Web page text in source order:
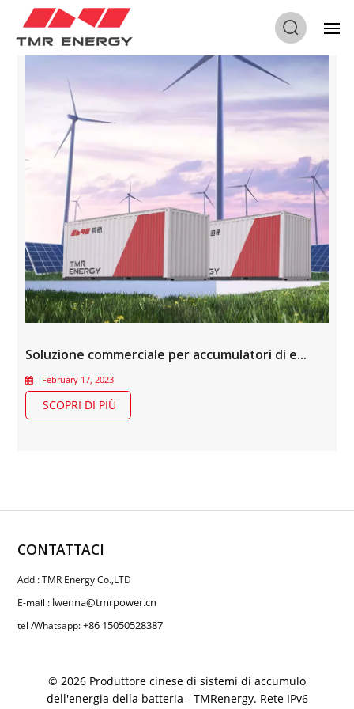
Soluzione commerciale per accumulatori di energia
February 17, 2023
SCOPRI DI PIÙ
CONTATTACI
Add : TMR Energy Co.,LTD
E-mail : lwenna@tmrpower.cn
tel /Whatsapp:+86 15050528387
© 2026 Produttore cinese di sistemi di accumulo
dell'energia della batteria - TMRenergy. Rete IPv6